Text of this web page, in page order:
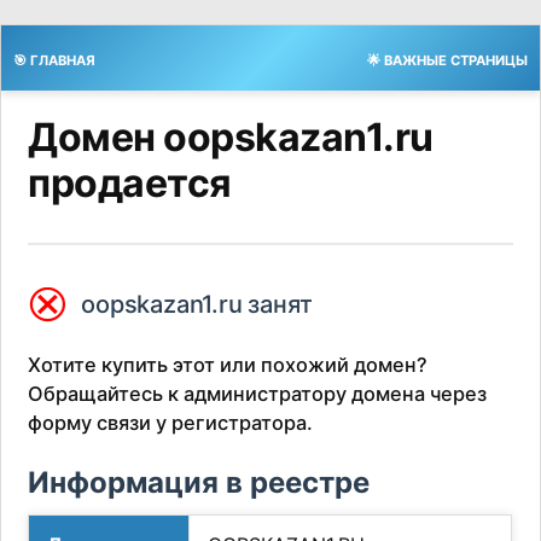
🎯 ГЛАВНАЯ 🌟 ВАЖНЫЕ СТРАНИЦЫ
Домен oopskazan1.ru
продается
⮿ oopskazan1.ru занят
Хотите купить этот или похожий домен?
Обращайтесь к администратору домена через
форму связи у регистратора.
Информация в реестре